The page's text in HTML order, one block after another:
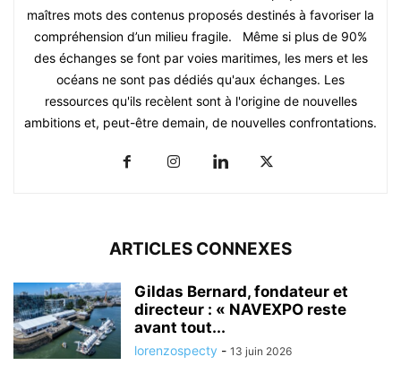
maîtres mots des contenus proposés destinés à favoriser la
compréhension d’un milieu fragile. Même si plus de 90%
des échanges se font par voies maritimes, les mers et les
océans ne sont pas dédiés qu'aux échanges. Les
ressources qu'ils recèlent sont à l'origine de nouvelles
ambitions et, peut-être demain, de nouvelles confrontations.
ARTICLES CONNEXES
Gildas Bernard, fondateur et
directeur : « NAVEXPO reste
avant tout...
lorenzospecty - 13 juin 2026